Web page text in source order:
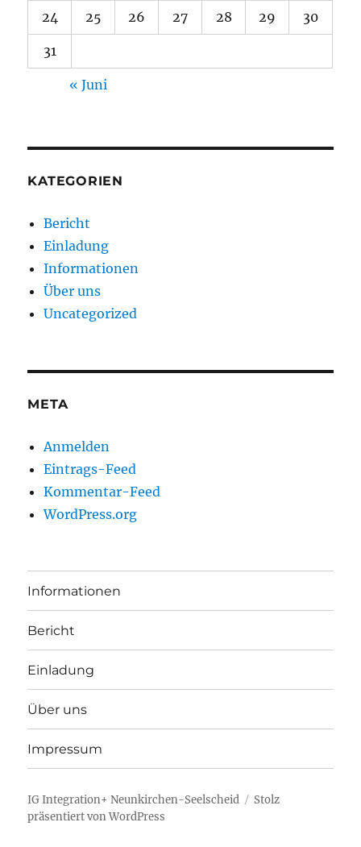
24 25 26 27 28 29 30
31
« Juni
KATEGORIEN
Bericht
Einladung
Informationen
Über uns
Uncategorized
META
Anmelden
Eintrags-Feed
Kommentar-Feed
WordPress.org
Informationen
Bericht
Einladung
Über uns
Impressum
IG Integration+ Neunkirchen-Seelscheid
Stolz
präsentiert von WordPress